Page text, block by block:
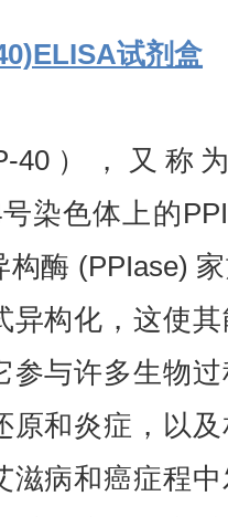
试剂盒
40），又称
染色体上的
构酶 (PPIase)
异构化，这使
参与许多生物
原和炎症，以
滋病和癌症程